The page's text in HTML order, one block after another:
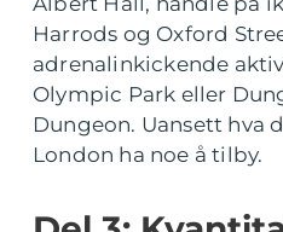
Harrods og Oxford
adrenalinkickende
Olympic Park eller
Dungeon. Uansett hva
London ha noe å tilby.